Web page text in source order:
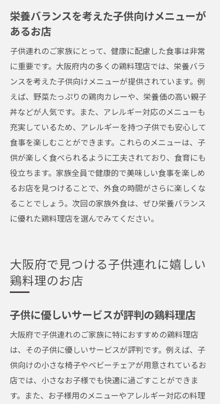
栄養バランスを考えた子供向けメニューが
あるお店
子供連れのご家族にとって、健康に配慮した食事は非常
に重要です。大阪府内の多くの鶏料理店では、栄養バラ
ンスを考えた子供向けメニューが提供されています。例
えば、野菜たっぷりの鶏肉カレーや、栄養価の高い親子
丼などが人気です。また、アレルギー対応のメニューも
充実しているため、アレルギーを持つ子供でも安心して
食事を楽しむことができます。これらのメニューは、子
供が楽しく食べられるように工夫されており、食育にも
役立ちます。家族全員で健康的で美味しい食事を楽しめ
るお店を見つけることで、外食の時間がさらに楽しくな
ることでしょう。次回の家族外食は、ぜひ栄養バランス
に優れた鶏料理店を選んでみてください。
大阪府で見つける子供連れに嬉しい
鶏料理のお店
子供に優しいサービスが評判の鶏料理店
大阪府で子供連れのご家族に特におすすめの鶏料理店
は、その子供に優しいサービスが評判です。例えば、子
供向けの小さな椅子やベビーチェアが用意されているお
店では、小さなお子様でも快適に過ごすことができま
す。また、お子様用のメニューやアレルギー対応の料理